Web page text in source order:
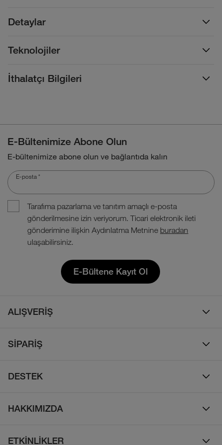
Detaylar
Teknolojiler
İthalatçı Bilgileri
E-Bültenimize Abone Olun
E-bültenimize abone olun ve bağlantıda kalın
E-posta *
Tarafıma pazarlama ve tanıtım amaçlı e-posta
gönderilmesine izin veriyorum. Ticari elektronik ileti
gönderimine ilişkin Aydınlatma Metnine buradan
ulaşabilirsiniz.
E-Bültene Kayıt Ol
ALIŞVERİŞ
Çocuk
Ayakkabı
SİPARİŞ
İade Politikası
DESTEK
Sıkça Sorulan Sorular
HAKKIMIZDA
ETKİNLİKLER